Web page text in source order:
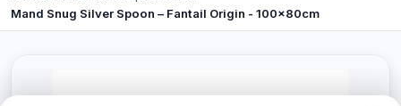
Mand Snug Silver Spoon – Fantail Origin - 100x80cm